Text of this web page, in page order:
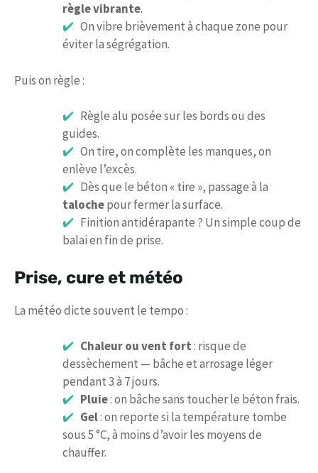
règle vibrante.
On vibre brièvement à chaque zone pour
éviter la ségrégation.
Puis on règle :
Règle alu posée sur les bords ou des
guides.
On tire, on complète les manques, on
enlève l’excès.
Dès que le béton « tire », passage à la
talochepour fermer la surface.
Finition antidérapante ? Un simple coup de
balai en fin de prise.
Prise, cure et météo
La météo dicte souvent le tempo :
Chaleur ou vent fort: risque de
dessèchement — bâche et arrosage léger
pendant 3 à 7 jours.
Pluie: on bâche sans toucher le béton frais.
Gel: on reporte si la température tombe
sous 5 °C, à moins d’avoir les moyens de
chauffer.